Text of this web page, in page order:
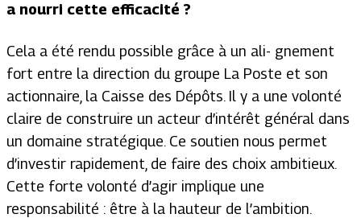
a nourri cette efficacité ?
Cela a été rendu possible grâce à un ali- gnement
fort entre la direction du groupe La Poste et son
actionnaire, la Caisse des Dépôts. Il y a une volonté
claire de construire un acteur d’intérêt général dans
un domaine stratégique. Ce soutien nous permet
d’investir rapidement, de faire des choix ambitieux.
Cette forte volonté d’agir implique une
responsabilité : être à la hauteur de l’ambition.